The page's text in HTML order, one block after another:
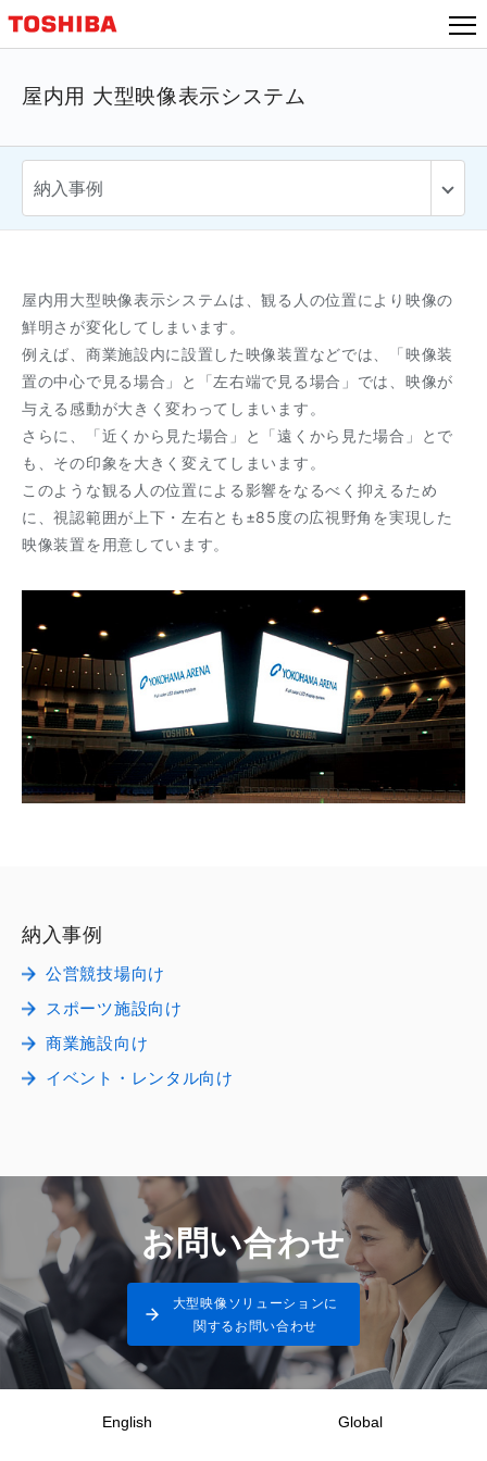
屋内用 大型映像表示システム
屋内用大型映像表示システムは、観る人の位置により映像の
鮮明さが変化してしまいます。
例えば、商業施設内に設置した映像装置などでは、「映像装
置の中心で見る場合」と「左右端で見る場合」では、映像が
与える感動が大きく変わってしまいます。
さらに、「近くから見た場合」と「遠くから見た場合」とで
も、その印象を大きく変えてしまいます。
このような観る人の位置による影響をなるべく抑えるため
に、視認範囲が上下・左右とも±85度の広視野角を実現した
映像装置を用意しています。
納入事例
公営競技場向け
スポーツ施設向け
商業施設向け
イベント・レンタル向け
お問い合わせ
大型映像ソリューションに
関するお問い合わせ
English Global